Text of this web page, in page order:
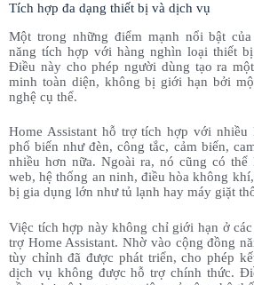
Tích hợp đa dạng thiết bị và dịch vụ
Một trong những điểm mạnh nổi bật
năng tích hợp với hàng nghìn loại thiết
Điều này cho phép người dùng tạo ra
minh toàn diện, không bị giới hạn bởi
nghệ cụ thể.
Home Assistant hỗ trợ tích hợp với
phổ biến như đèn, công tắc, cảm biến,
nhiều hơn nữa. Ngoài ra, nó cũng có
web, hệ thống an ninh, điều hòa không
bị gia dụng lớn như tủ lạnh hay máy giặt
Việc tích hợp này không chỉ giới hạn ở
trợ Home Assistant. Nhờ vào cộng đồng
tùy chỉnh đã được phát triển, cho phép
dịch vụ không được hỗ trợ chính thức.